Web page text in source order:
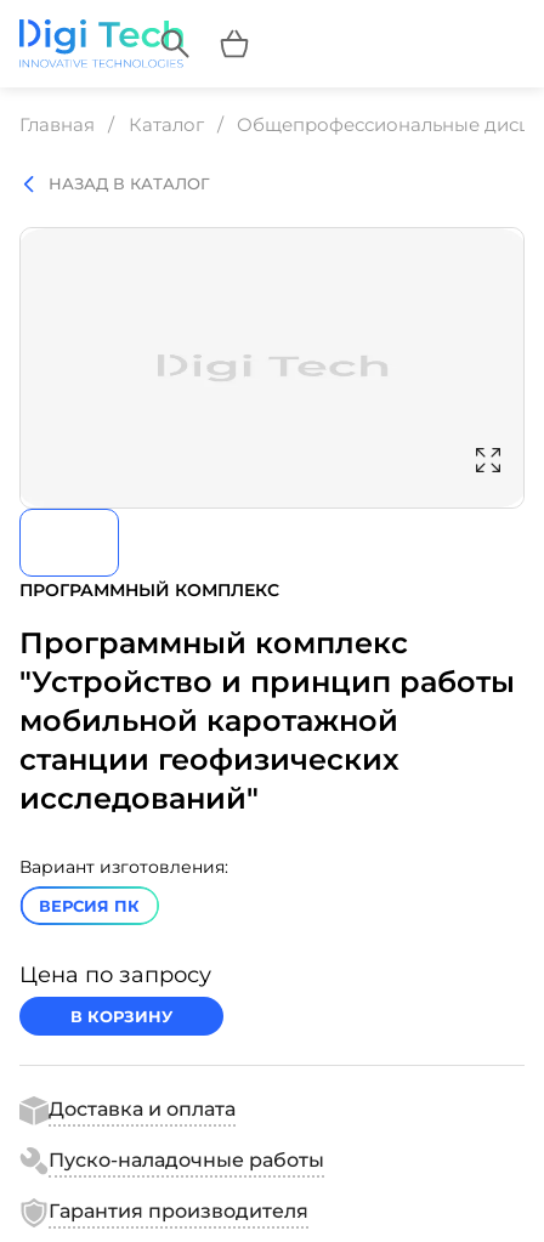
Главная Каталог Общепрофессиональные
НАЗАД В КАТАЛОГ
ПРОГРАММНЫЙ КОМПЛЕКС
Программный комплекс
"Устройство и принцип работы
мобильной каротажной
станции геофизических
исследований"
Вариант изготовления:
ВЕРСИЯ ПК
Цена по запросу
В КОРЗИНУ
Доставка и оплата
Пуско-наладочные работы
Гарантия производителя